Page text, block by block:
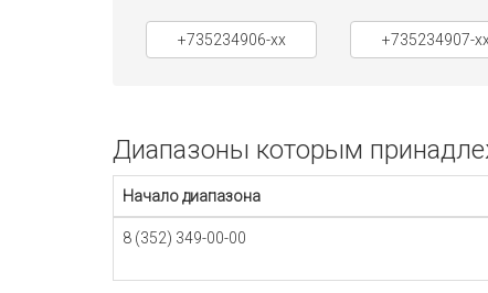
+735234906-xx +735234907-xx
Диапазоны которым
Начало диапазона
8 (352) 349-00-00